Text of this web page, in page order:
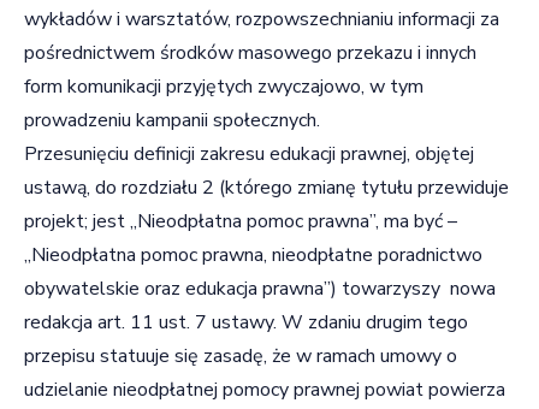
wykładów i warsztatów, rozpowszechnianiu informacji za
pośrednictwem środków masowego przekazu i innych
form komunikacji przyjętych zwyczajowo, w tym
prowadzeniu kampanii społecznych.
Przesunięciu definicji zakresu edukacji prawnej, objętej
ustawą, do rozdziału 2 (którego zmianę tytułu przewiduje
projekt; jest „Nieodpłatna pomoc prawna”, ma być –
„Nieodpłatna pomoc prawna, nieodpłatne poradnictwo
obywatelskie oraz edukacja prawna”) towarzyszy nowa
redakcja art. 11 ust. 7 ustawy. W zdaniu drugim tego
przepisu statuuje się zasadę, że w ramach umowy o
udzielanie nieodpłatnej pomocy prawnej powiat powierza